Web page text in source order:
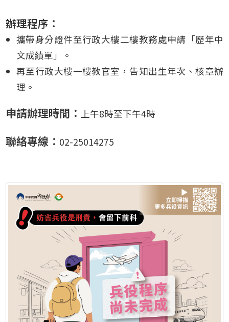
辦理程序：
攜帶身分證件至行政大樓二樓教務處申請「歷年中
文成績單」。
再至行政大樓一樓教官室，告知出生年次、核章辦
理。
申請辦理時間： 上午8時至下午4時
聯絡專線： 02-25014275